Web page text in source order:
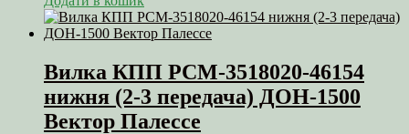
Вилка КПП РСМ-3518020-46154
нижня (2-3 передача) ДОН-1500
Вектор Палессе